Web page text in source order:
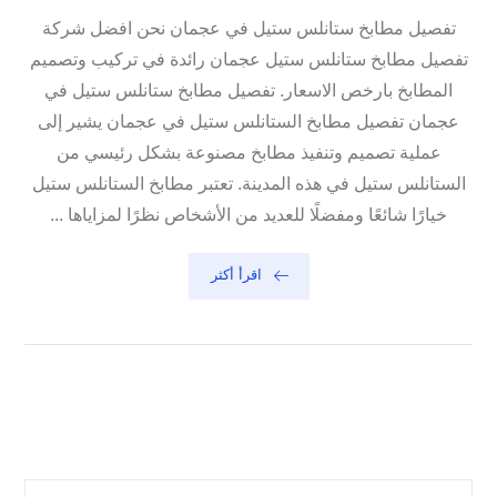
تفصيل مطابخ ستانلس ستيل في عجمان نحن افضل شركة
تفصيل مطابخ ستانلس ستيل عجمان رائدة في تركيب وتصميم
المطابخ بارخص الاسعار. تفصيل مطابخ ستانلس ستيل في
عجمان تفصيل مطابخ الستانلس ستيل في عجمان يشير إلى
عملية تصميم وتنفيذ مطابخ مصنوعة بشكل رئيسي من
الستانلس ستيل في هذه المدينة. تعتبر مطابخ الستانلس ستيل
خيارًا شائعًا ومفضلًا للعديد من الأشخاص نظرًا لمزاياها ...
اقرأ أكثر